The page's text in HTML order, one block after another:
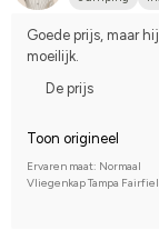
Goede prijs, maar
moeilijk.
De prijs
Toon origineel
Ervaren maat: Normaal
Vliegenkap Tampa